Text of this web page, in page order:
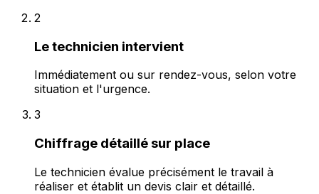
2
Le technicien intervient
Immédiatement ou sur rendez-vous, selon votre
situation et l'urgence.
3
Chiffrage détaillé sur place
Le technicien évalue précisément le travail à
réaliser et établit un devis clair et détaillé.